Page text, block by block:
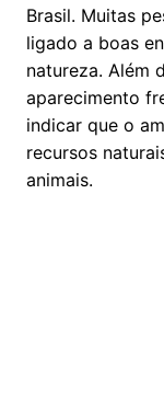
Brasil. Muitas
ligado a boas
natureza. Além
aparecimento
indicar que o
recursos
animais.